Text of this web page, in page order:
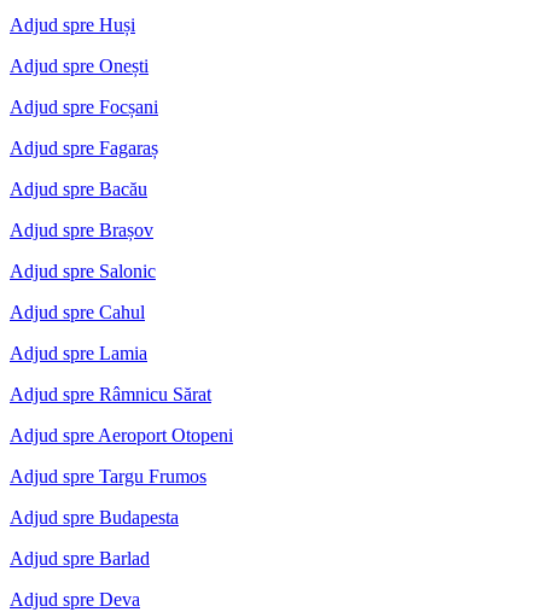
Adjud spre Huși
Adjud spre Onești
Adjud spre Focșani
Adjud spre Fagaraș
Adjud spre Bacău
Adjud spre Brașov
Adjud spre Salonic
Adjud spre Cahul
Adjud spre Lamia
Adjud spre Râmnicu Sărat
Adjud spre Aeroport Otopeni
Adjud spre Targu Frumos
Adjud spre Budapesta
Adjud spre Barlad
Adjud spre Deva